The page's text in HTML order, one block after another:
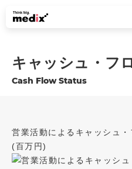
キャッシュ・フ
Cash Flow Status
営業活動によるキャッシュ・
(百万円)